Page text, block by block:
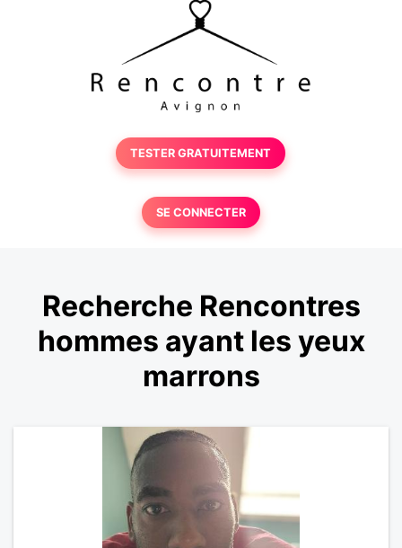
TESTER GRATUITEMENT
SE CONNECTER
Recherche Rencontres
hommes ayant les yeux
marrons